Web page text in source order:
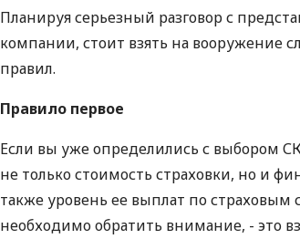
Планируя серьезный разговор с
компании, стоит взять на вооружение
правил.
Правило первое
Если вы уже определились с выбором
не только стоимость страховки, но и
также уровень ее выплат по страховым
необходимо обратить внимание, - это